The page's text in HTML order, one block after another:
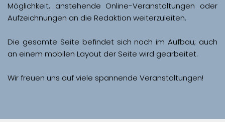
Möglichkeit, anstehende Online-Veranstaltungen oder
Aufzeichnungen an die Redaktion weiterzuleiten.
Die gesamte Seite befindet sich noch im Aufbau; auch
Wir freuen uns auf viele spannende Veranstaltungen!